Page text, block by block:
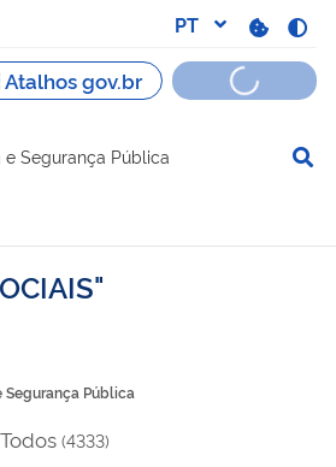
de navegação
Segurança Pública
Segurança Pública
Todos (4333)